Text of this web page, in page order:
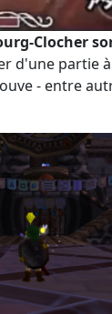
Clocher
d'une partie
- entre